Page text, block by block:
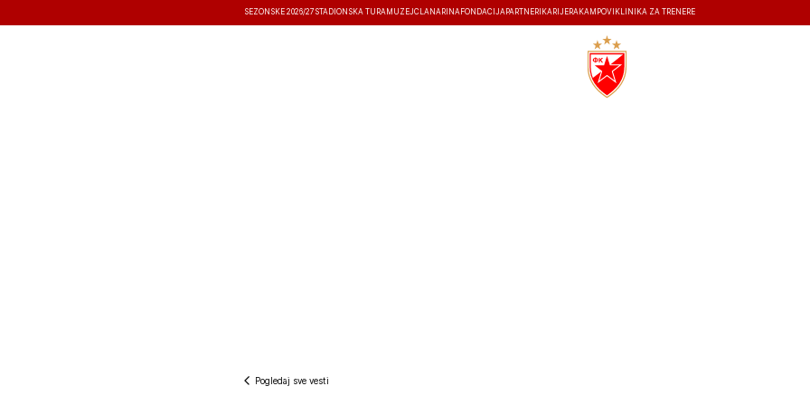
SEZONSKE 2026/27 STADIONSKA TURA MUZEJČLANARINA FONDACIJA PARTNERI KARIJERA KAMPOVI KLINIKA ZA TRENERE
Pogledaj sve vesti